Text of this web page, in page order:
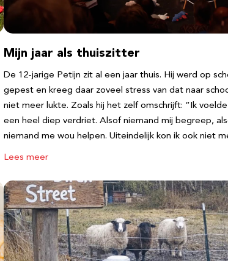
Mijn jaar als thuiszitter
De 12-jarige Petijn zit al een jaar thuis. Hij werd op
gepest en kreeg daar zoveel stress van dat naar
niet meer lukte. Zoals hij het zelf omschrijft: “Ik
een heel diep verdriet. Alsof niemand mij begreep,
niemand me wou helpen. Uiteindelijk kon ik ook niet
Lees meer